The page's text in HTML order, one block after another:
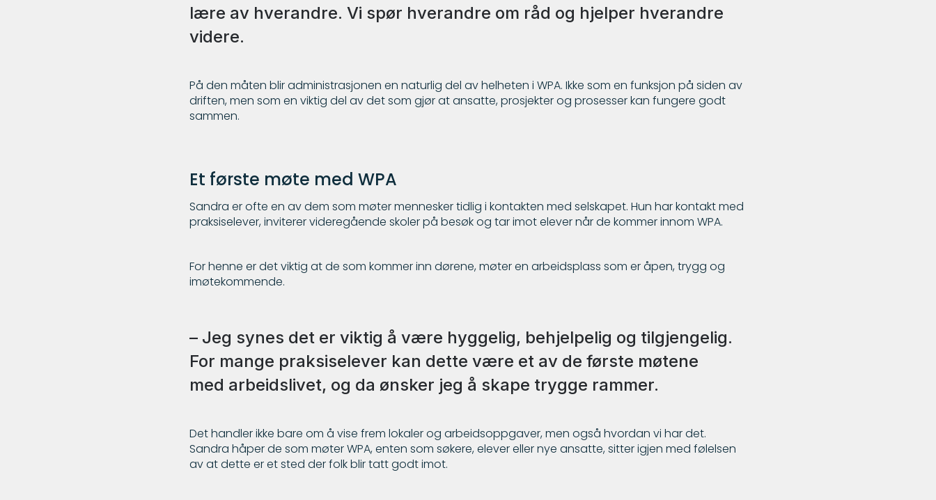
lære av hverandre. Vi spør hverandre om råd og hjelper hverandre
videre.
På den måten blir administrasjonen en naturlig del av helheten i WPA. Ikke som en funksjon på siden av
driften, men som en viktig del av det som gjør at ansatte, prosjekter og prosesser kan fungere godt
sammen.
Et første møte med WPA
Sandra er ofte en av dem som møter mennesker tidlig i kontakten med selskapet. Hun har kontakt med
praksiselever, inviterer videregående skoler på besøk og tar imot elever når de kommer innom WPA.
For henne er det viktig at de som kommer inn dørene, møter en arbeidsplass som er åpen, trygg og
imøtekommende.
– Jeg synes det er viktig å være hyggelig, behjelpelig og tilgjengelig.
For mange praksiselever kan dette være et av de første møtene
med arbeidslivet, og da ønsker jeg å skape trygge rammer.
Det handler ikke bare om å vise frem lokaler og arbeidsoppgaver, men også hvordan vi har det.
Sandra håper de som møter WPA, enten som søkere, elever eller nye ansatte, sitter igjen med følelsen
av at dette er et sted der folk blir tatt godt imot.